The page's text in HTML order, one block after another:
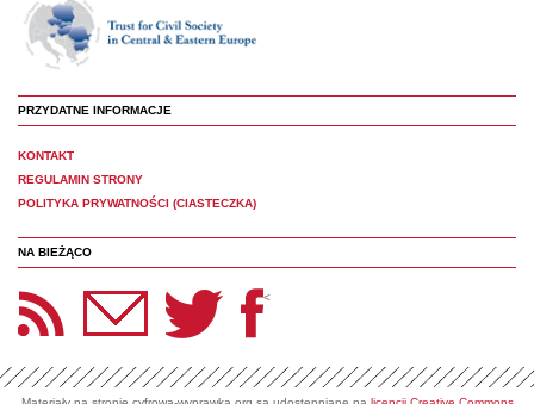
PRZYDATNE INFORMACJE
KONTAKT
REGULAMIN STRONY
POLITYKA PRYWATNOŚCI (CIASTECZKA)
NA BIEŻĄCO
Panoptyka Facebook <